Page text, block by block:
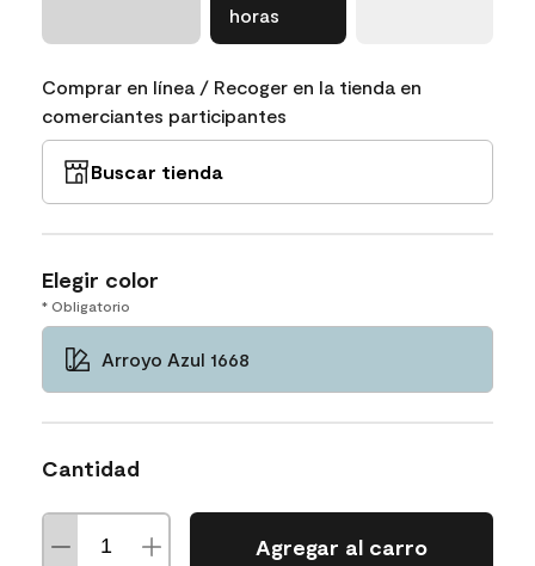
horas
Comprar en línea / Recoger en la tienda en
comerciantes participantes
Buscar tienda
Elegir color
* Obligatorio
Arroyo Azul 1668
Cantidad
Agregar al carro